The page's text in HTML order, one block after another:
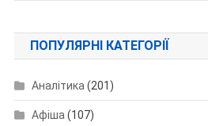
ПОПУЛЯРНІ КАТЕГОРІЇ
Аналітика(201)
Афіша(107)